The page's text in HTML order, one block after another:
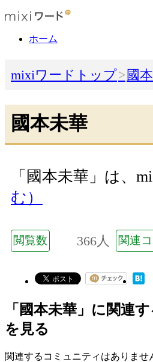
ホーム
mixiワードトップ 國
國本未華
「國本未華」は、
む）
閲覧数 366人 関連
「國本未華」に関連
を見る
関連するコミュニティはありませ